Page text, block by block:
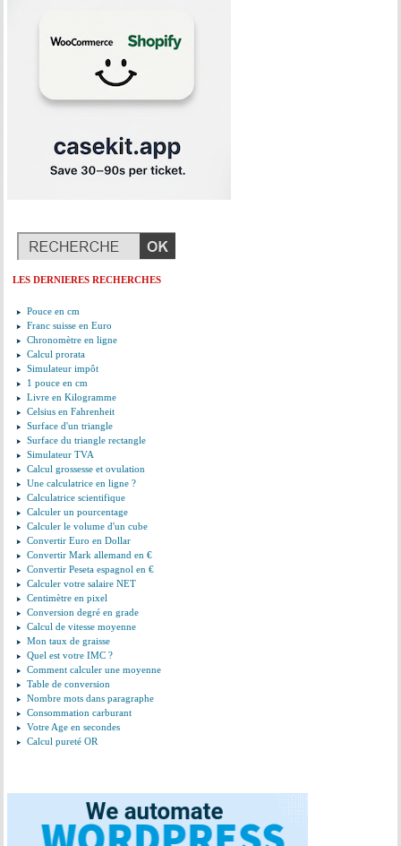
LES DERNIERES RECHERCHES
Pouce en cm
Franc suisse en Euro
Chronomètre en ligne
Calcul prorata
Simulateur impôt
1 pouce en cm
Livre en Kilogramme
Celsius en Fahrenheit
Surface d'un triangle
Surface du triangle rectangle
Simulateur TVA
Calcul grossesse et ovulation
Une calculatrice en ligne ?
Calculatrice scientifique
Calculer un pourcentage
Calculer le volume d'un cube
Convertir Euro en Dollar
Convertir Mark allemand en €
Convertir Peseta espagnol en €
Calculer votre salaire NET
Centimètre en pixel
Conversion degré en grade
Calcul de vitesse moyenne
Mon taux de graisse
Quel est votre IMC ?
Comment calculer une moyenne
Table de conversion
Nombre mots dans paragraphe
Consommation carburant
Votre Age en secondes
Calcul pureté OR